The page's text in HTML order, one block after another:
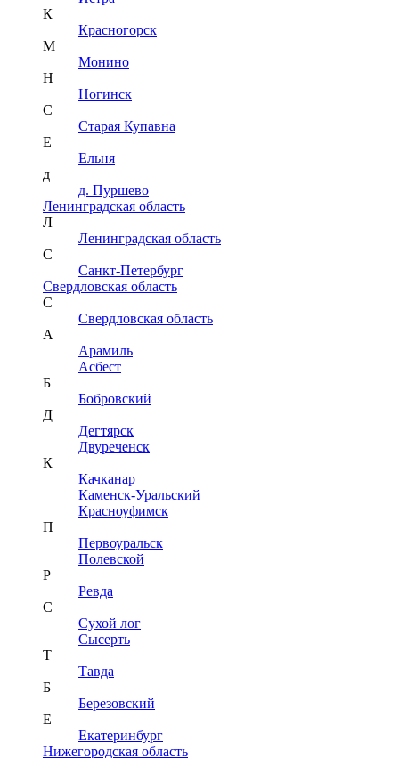
К
Красногорск
М
Монино
Н
Ногинск
С
Старая Купавна
Е
Ельня
д
д. Пуршево
Ленинградская область
Л
Ленинградская область
С
Санкт-Петербург
Свердловская область
С
Свердловская область
А
Арамиль
Асбест
Б
Бобровский
Д
Дегтярск
Двуреченск
К
Качканар
Каменск-Уральский
Красноуфимск
П
Первоуральск
Полевской
Р
Ревда
С
Сухой лог
Сысерть
Т
Тавда
Б
Березовский
Е
Екатеринбург
Нижегородская область